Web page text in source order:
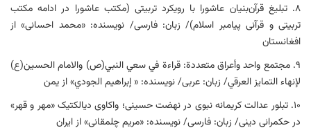
۸. تبلیغ قرآن‌بنیان عاشورا با رویکرد تربیتی (مکتب عاشورا در ادامه مکتب
تربیتی و قرآنی پیامبر اسلام)/ زبان: فارسی/ نویسنده: «محمد احسانی» از
افغانستان
۹. مجتمع واحد وأعراق متعددة: قراءة في سعي النبي(ص) والامام الحسين(ع)
لإنهاء التمايز العرقي/ زبان: عربی/ نویسنده: « إبراهيم الجودي» از يمن
۱۰. تبلور عدالت کریمانه نبوی در نهضت حسینی؛ واکاوی دیالکتیک «مهر و قهر»
در حکمرانی دینی/ زبان: فارسی/ نویسنده: «مریم چلمقانی» از ایران